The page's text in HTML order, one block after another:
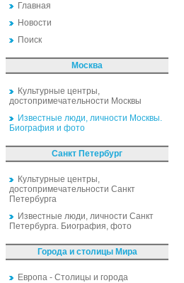
Главная
Новости
Поиск
Москва
Культурные центры,
достопримечательности Москвы
Известные люди, личности Москвы.
Биография и фото
Санкт Петербург
Культурные центры,
достопримечательности Санкт
Петербурга
Известные люди, личности Санкт
Петербурга. Биография, фото
Города и столицы Мира
Европа - Столицы и города